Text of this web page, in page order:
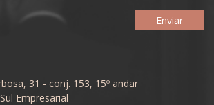
31 - conj. 153, 15º andar
Empresarial